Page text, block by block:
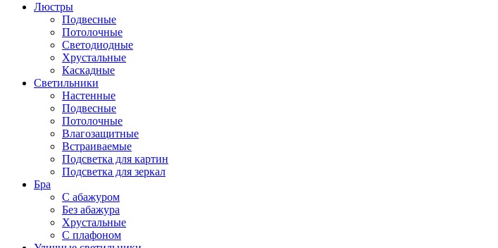
Люстры
Подвесные
Потолочные
Светодиодные
Хрустальные
Каскадные
Светильники
Настенные
Подвесные
Потолочные
Влагозащитные
Встраиваемые
Подсветка для картин
Подсветка для зеркал
Бра
С абажуром
Без абажура
Хрустальные
С плафоном